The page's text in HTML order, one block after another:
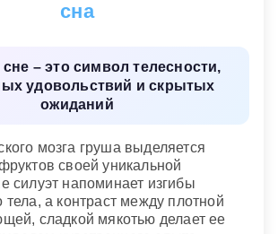
и ссоры.
Сонник Эзопа
поступок, в результате которого
ногу.
— из-за вашего
что вы рубите грушевое
вам непременно нужно
здоровьем и сменить образ
Семейный сонник
сна
– это символ телесности,
удовольствий и скрытых
ожиданий
мозга груша выделяется
своей уникальной
силуэт напоминает изгибы
тела, а контраст между плотной
сладкой мякотью делает ее